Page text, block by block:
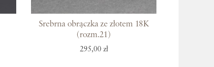
Srebrna obrączka ze złotem 18K
(rozm.21)
295,00 zł